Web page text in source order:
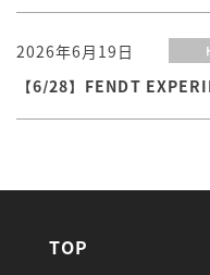
2026年6月19日
【6/28】FENDT
TOP